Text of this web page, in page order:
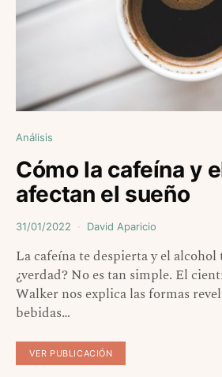
Análisis
Cómo la cafeína y
afectan el sueño
31/01/2022 David Aparicio
La cafeína te despierta y el
¿verdad? No es tan simple. El
Walker nos explica las formas
bebidas…
VER PUBLICACIÓN